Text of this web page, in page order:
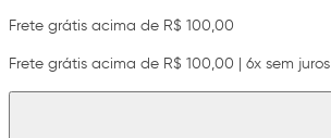
Frete grátis acima de R$ 100,00
Frete grátis acima de R$ 100,00 | 6x sem juros